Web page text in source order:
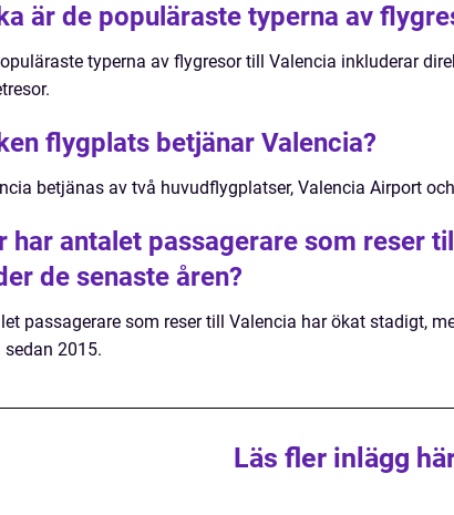
är de populäraste typerna av
typerna av flygresor till Valencia inkluderar
flygplats betjänar Valencia?
betjänas av två huvudflygplatser, Valencia Airport
har antalet passagerare som reser
de senaste åren?
passagerare som reser till Valencia har ökat stadigt,
sedan 2015.
Läs fler inlägg